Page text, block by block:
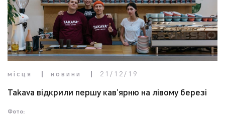
місця новини 21/12/19
Takava відкрили першу кав’ярню на лівому березі
Фото: